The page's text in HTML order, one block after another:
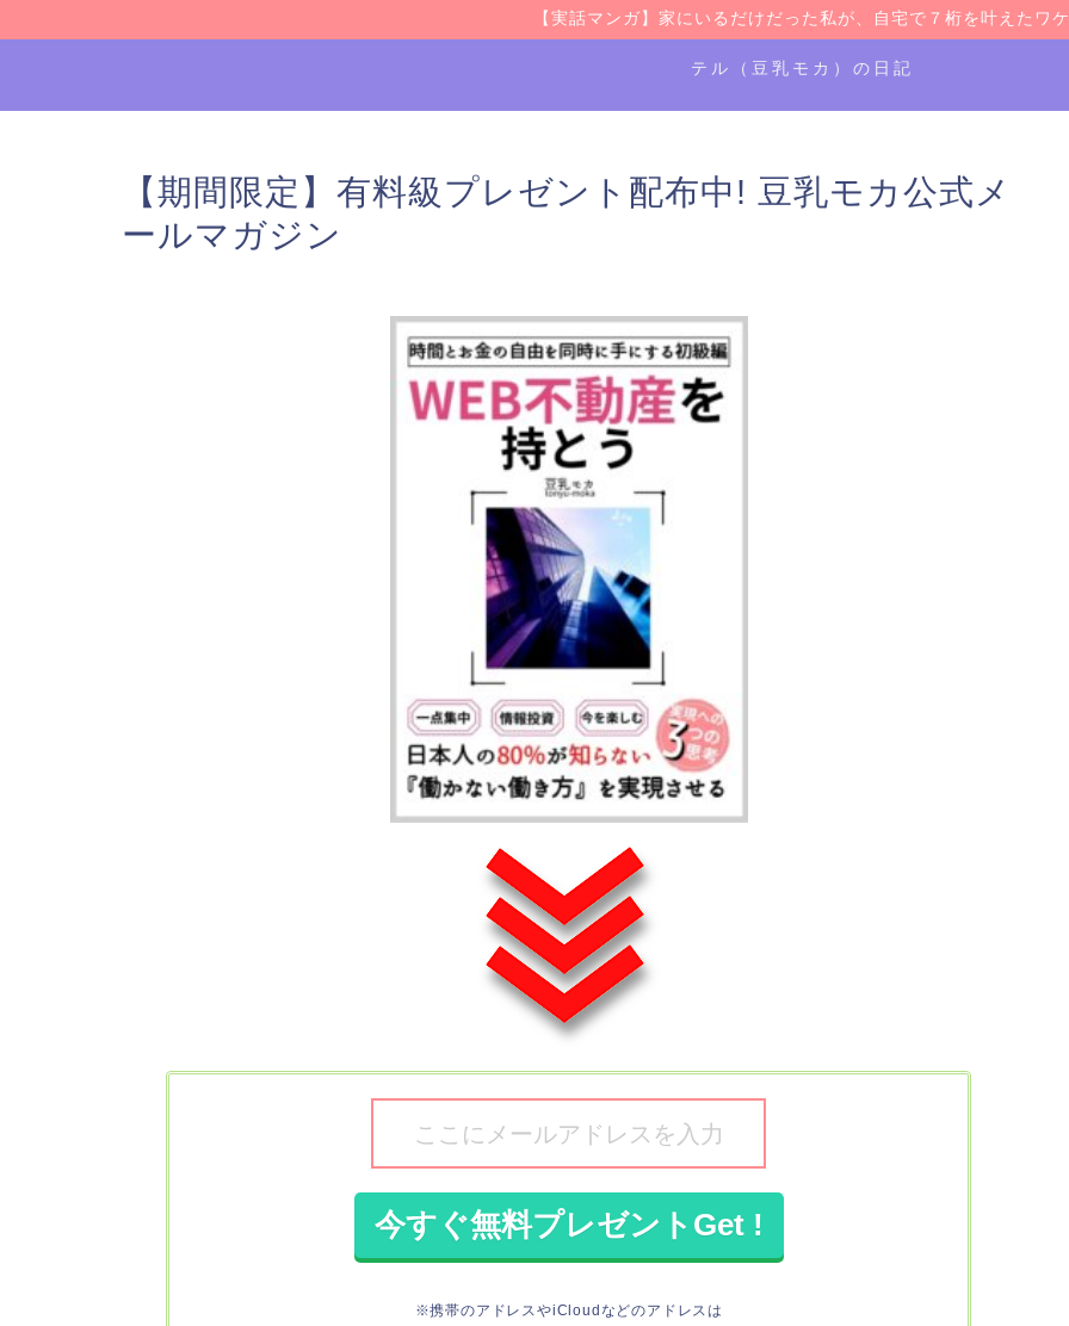
【実話マンガ】家にいるだけだった私が、自宅で７桁を叶えたワケ
テル（豆乳モカ）の日記
【期間限定】有料級プレゼント配布中! 豆乳モカ公式メ
ールマガジン
※携帯のアドレスやiCloudなどのアドレスは